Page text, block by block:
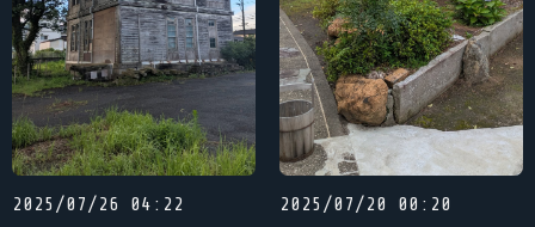
2025/07/26 04:22 2025/07/20 00:20